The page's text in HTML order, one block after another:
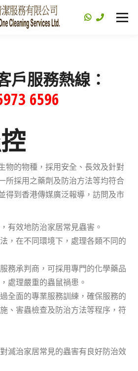
戶服務熱線：
6596
物的物種，採用安全、長效及針對
所採用之藥劑及防治方法等均符合
得到香港傳媒廣泛報導，訪問及市
有效地防治家居常見蟲害。
，在不同環境下，處理各類不同的
務承判商，可採用專門的化學藥品
處理嚴重的蟲鼠禍患。
全面的專業服務訓練，確保服務的
、害蟲檢查及防治方法等程序，符
滅治家居常見的蟲害有良好防治效